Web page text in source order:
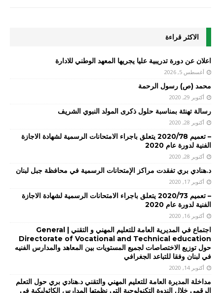
الاكثر قراءة
اعلان عن دورة تدريبية عليا يجريها المعهد الوطني للادارة
أغسطس 5, 2026
محمد (ص) رسول الرحمة
أكتوبر 29, 2020
رسالة تهنئة بمناسبة حلول ذكرى المولد النبوي الشريف
أكتوبر 28, 2020
– تعميم 2020/78 يتعلق باجراء الامتحانات الرسمية لشهادة الاجازة
الفنية لدورة عام 2020
أكتوبر 28, 2020
د.هنادي بري تفقدت مراكز الإمتحانات الرسمية في محافظة جبل لبنان
أكتوبر 17, 2020
– تعميم 2020/73 يتعلق باجراء الامتحانات الرسمية لشهادة الاجازة
الفنية لدورة عام 2020
أكتوبر 16, 2020
اجتماع في المديرية العامة للتعليم المهني و التقني | General
Directorate of Vocational and Technical education
حول توزيع الاختصاصات لجميع المستويات بين المعاهد والمدارس الفنيه
في لبنان وفقا للتباعد الجغرافي
أكتوبر 14, 2020
مداخلة المديرة العامة للتعليم المهني والتقني د.هنادي بري حول التعلم
الرقمي خلال الندوة التكنولوجية التي نظمتها المدارس الكاثوليكية في